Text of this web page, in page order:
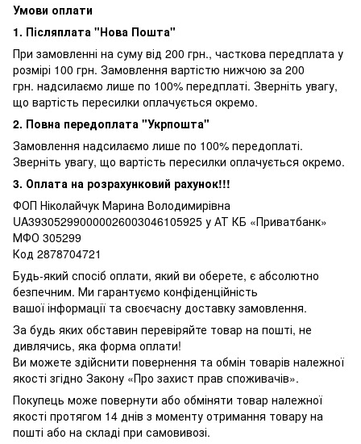
Умови оплати
1. Післяплата "Нова Пошта"
При замовленні на суму від 200 грн., часткова передплата у
розмірі 100 грн. Замовлення вартістю нижчою за 200
грн. надсилаємо лише по 100% передплаті. Зверніть увагу,
що вартість пересилки оплачується окремо.
2. Повна передоплата "Укрпошта"
Замовлення надсилаємо лише по 100% передоплаті.
Зверніть увагу, що вартість пересилки оплачується окремо.
3. Оплата на розрахунковий рахунок!!!
ФОП Ніколайчук Марина Володимирівна
UA393052990000026003046105925 у АТ КБ «Приватбанк»
МФО 305299
Код 2878704721
Будь-який спосіб оплати, який ви оберете, є абсолютно
безпечним. Ми гарантуємо конфіденційність
вашої інформації та своєчасну доставку замовлення.
За будь яких обставин перевіряйте товар на пошті, не
дивлячись, яка форма оплати!
Ви можете здійснити повернення та обмін товарів належної
якості згідно Закону «Про захист прав споживачів».
Покупець може повернути або обміняти товар належної
якості протягом 14 днів з моменту отримання товару на
пошті або на складі при самовивозі.